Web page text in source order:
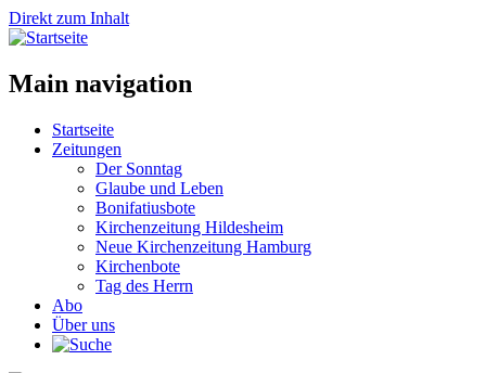
Direkt zum Inhalt
Main navigation
Startseite
Zeitungen
Der Sonntag
Glaube und Leben
Bonifatiusbote
Kirchenzeitung Hildesheim
Neue Kirchenzeitung Hamburg
Kirchenbote
Tag des Herrn
Abo
Über uns